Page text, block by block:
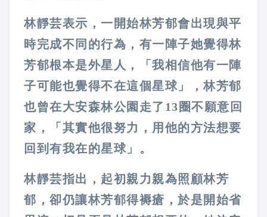
林靜芸表示，一開始林芳郁會出現與平
時完成不同的行為，有一陣子她覺得林
芳郁根本是外星人，「我相信他有一陣
子可能也覺得不在這個星球」，林芳郁
也曾在大安森林公園走了13圈不願意回
家，「其實他很努力，用他的方法想要
回到有我在的星球」。
林靜芸指出，起初親力親為照顧林芳
郁，卻仍讓林芳郁得褥瘡，於是開始省